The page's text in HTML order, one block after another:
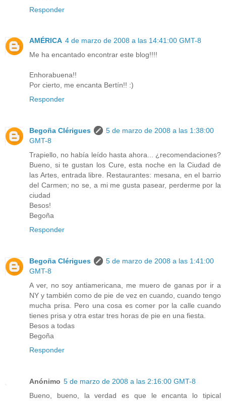
Responder
AMÉRICA 4 de marzo de 2008 a las 14:41:00 GMT-8
Me ha encantado encontrar este blog!!!!
Enhorabuena!!
Por cierto, me encanta Bertín!! :)
Responder
Begoña Clérigues
5 de marzo de 2008 a las 1:38:00
GMT-8
Trapiello, no había leído hasta ahora... ¿recomendaciones?
Bueno, si te gustan los Cure, esta noche en la Ciudad de
las Artes, entrada libre. Restaurantes: mesana, en el barrio
del Carmen; no se, a mi me gusta pasear, perderme por la
ciudad
Besos!
Begoña
Responder
Begoña Clérigues
5 de marzo de 2008 a las 1:41:00
GMT-8
A ver, no soy antiamericana, me muero de ganas por ir a
NY y también como de pie de vez en cuando, cuando tengo
mucha prisa. Pero una cosa es comer por la calle cuando
tienes prisa y otra estar tres horas de pie en una fiesta.
Besos a todas
Begoña
Responder
Anónimo 5 de marzo de 2008 a las 2:16:00 GMT-8
Bueno, bueno, la verdad es que le encanta lo tipical